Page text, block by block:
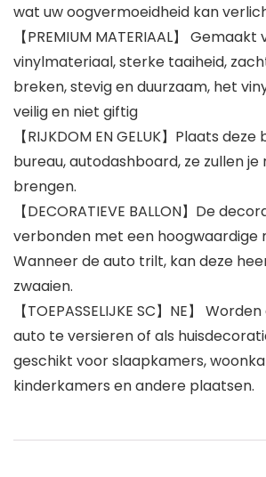
wat uw oogvermoeidheid kan
【PREMIUM MATERIAAL】
vinylmateriaal, sterke taaiheid,
breken, stevig en duurzaam, het
veilig en niet giftig
【RIJKDOM EN GELUK】Plaats
bureau, autodashboard, ze zullen je
brengen.
【DECORATIEVE BALLON】De
verbonden met een hoogwaardige
Wanneer de auto trilt, kan deze
zwaaien.
【TOEPASSELIJKE SC】NE】
auto te versieren of als
geschikt voor slaapkamers,
kinderkamers en andere plaatsen.